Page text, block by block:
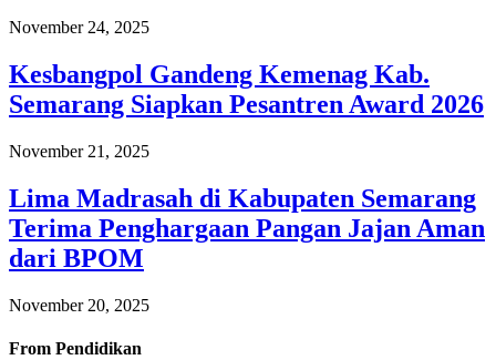
November 24, 2025
Kesbangpol Gandeng Kemenag Kab.
Semarang Siapkan Pesantren Award 2026
November 21, 2025
Lima Madrasah di Kabupaten Semarang
Terima Penghargaan Pangan Jajan Aman
dari BPOM
November 20, 2025
From Pendidikan